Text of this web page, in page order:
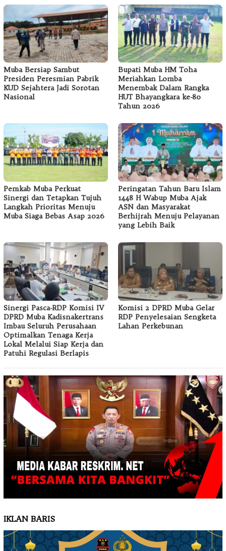
Muba Bersiap Sambut
Presiden Peresmian Pabrik
KUD Sejahtera Jadi Sorotan
Nasional
Bupati Muba HM Toha
Meriahkan Lomba
Menembak Dalam Rangka
HUT Bhayangkara ke-80
Tahun 2026
Pemkab Muba Perkuat
Sinergi dan Tetapkan Tujuh
Langkah Prioritas Menuju
Muba Siaga Bebas Asap 2026
Peringatan Tahun Baru Islam
1448 H Wabup Muba Ajak
ASN dan Masyarakat
Berhijrah Menuju Pelayanan
yang Lebih Baik
Sinergi Pasca-RDP Komisi IV
DPRD Muba Kadisnakertrans
Imbau Seluruh Perusahaan
Optimalkan Tenaga Kerja
Lokal Melalui Siap Kerja dan
Patuhi Regulasi Berlapis
Komisi 2 DPRD Muba Gelar
RDP Penyelesaian Sengketa
Lahan Perkebunan
IKLAN BARIS